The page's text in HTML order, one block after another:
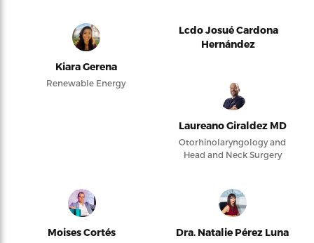
Kiara Gerena
Renewable Energy
Lcdo Josué Cardona
Hernández
Laureano Giraldez MD
Otorhinolaryngology and
Head and Neck Surgery
Moises Cortés Dra. Natalie Pérez Luna